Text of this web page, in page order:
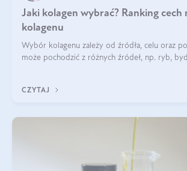
Jaki kolagen wybrać? Ranking cech
kolagenu
Wybór kolagenu zależy od źródła, celu oraz
może pochodzić z różnych źródeł, np. ryb,
bydlęcy.
CZYTAJ